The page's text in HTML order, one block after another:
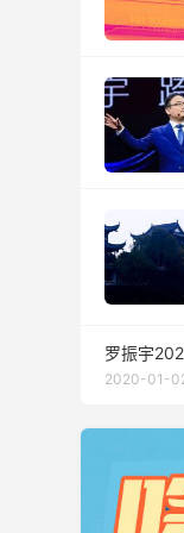
罗振宇
2020-01-